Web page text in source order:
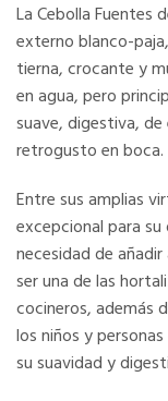
La Cebolla Fuentes
externo blanco-
tierna, crocante y
en agua, pero
suave, digestiva,
retrogusto en boca.
Entre sus amplias
excepcional para
necesidad de
ser una de las
cocineros, además
los niños y
su suavidad y